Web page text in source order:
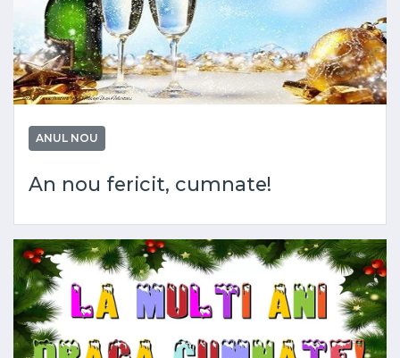
ANUL NOU
An nou fericit, cumnate!